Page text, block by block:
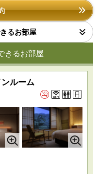
るお部屋
きるお部屋
ルーム